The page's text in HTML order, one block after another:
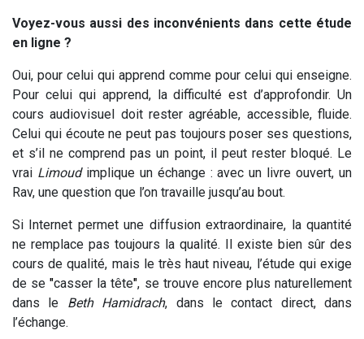
Voyez-vous aussi des inconvénients dans cette étude
en ligne ?
Oui, pour celui qui apprend comme pour celui qui enseigne.
Pour celui qui apprend, la difficulté est d’approfondir. Un
cours audiovisuel doit rester agréable, accessible, fluide.
Celui qui écoute ne peut pas toujours poser ses questions,
et s’il ne comprend pas un point, il peut rester bloqué. Le
vrai Limoudimplique un échange : avec un livre ouvert, un
Rav, une question que l’on travaille jusqu’au bout.
Si Internet permet une diffusion extraordinaire, la quantité
ne remplace pas toujours la qualité. Il existe bien sûr des
cours de qualité, mais le très haut niveau, l’étude qui exige
de se"casser la tête", se trouve encore plus naturellement
dans le Beth Hamidrach, dans le contact direct, dans
l’échange.